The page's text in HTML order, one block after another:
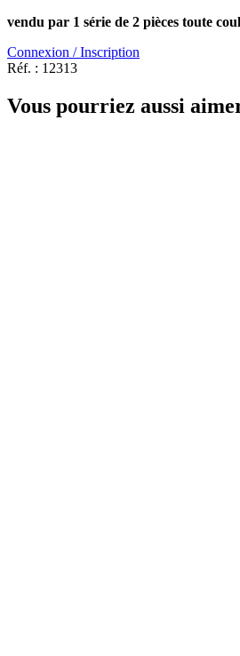
vendu par 1 série de 2 pièces toute
Connexion / Inscription
Réf. : 12313
Vous pourriez aussi